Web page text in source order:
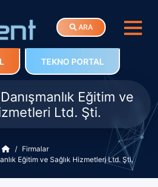
ARA
TEKNO PORTAL
Eğitim ve
Ltd. Şti.
Firmalar
Eğitim ve Sağlık Hizmetleri Ltd. Şti.